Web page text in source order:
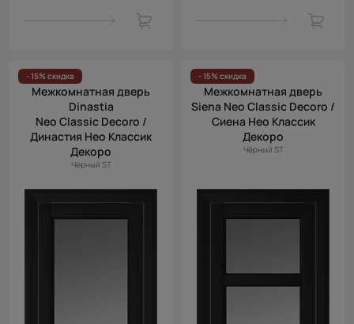
- 15% скидка
Межкомнатная дверь
Dinastia
Neo Classic Decoro /
Династия Нео Классик
Декоро
Чёрный ST
- 15% скидка
Межкомнатная дверь
Siena Neo Classic Decoro /
Сиена Нео Классик
Декоро
Чёрный ST